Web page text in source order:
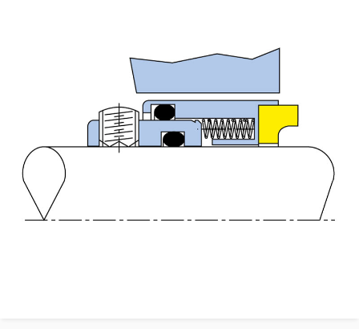
Portal-cliente
Localizaciones
Noticias
Sostenibilidad